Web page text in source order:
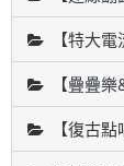
【特大
【疊疊
【復古